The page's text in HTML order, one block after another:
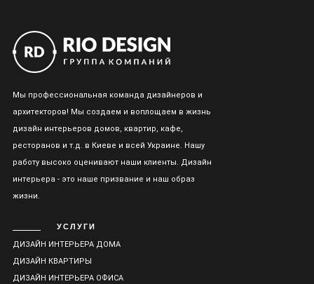
Мы профессиональная команда дизайнеров и
архитекторов! Мы создаем и воплощаем в жизнь
дизайн интерьеров домов, квартир, кафе,
ресторанов и т.д. в Киеве и всей Украине. Нашу
работу высоко оценивают наши клиенты. Дизайн
интерьера - это наше призвание и наш образ
жизни.
УСЛУГИ
ДИЗАЙН ИНТЕРЬЕРА ДОМА
ДИЗАЙН КВАРТИРЫ
ДИЗАЙН ИНТЕРЬЕРА ОФИСА